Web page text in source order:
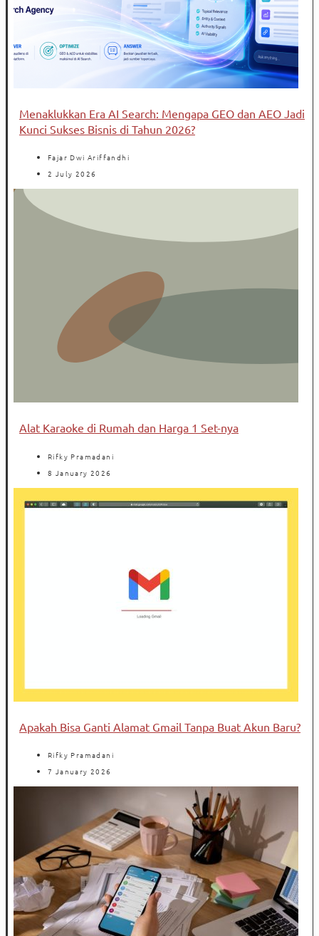
Menaklukkan Era AI Search: Mengapa GEO dan AEO Jadi
Kunci Sukses Bisnis di Tahun 2026?
Fajar Dwi Ariffandhi
2 July 2026
Alat Karaoke di Rumah dan Harga 1 Set-nya
Rifky Pramadani
8 January 2026
Apakah Bisa Ganti Alamat Gmail Tanpa Buat Akun Baru?
Rifky Pramadani
7 January 2026